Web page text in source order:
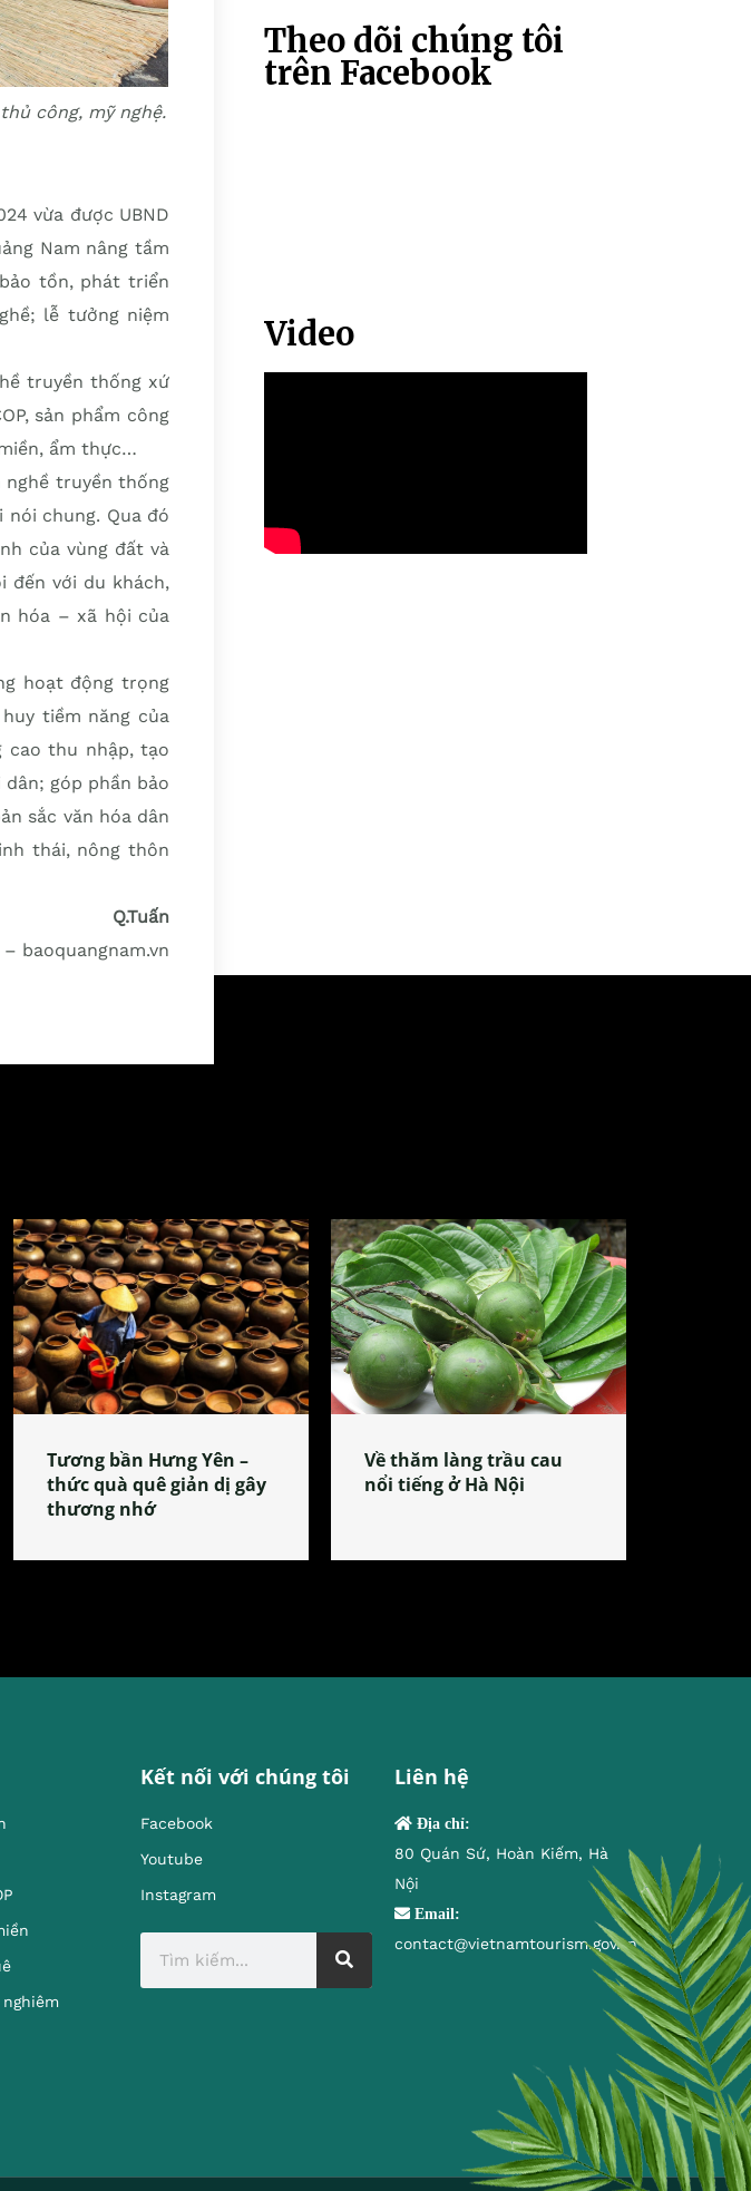
công, mỹ nghệ.
vừa được UBND
Nam nâng tầm
tồn, phát triển
lễ tưởng niệm
truyền thống xứ
sản phẩm công
ẩm thực…
nghề truyền thống
chung. Qua đó
của vùng đất và
đến với du khách,
hóa – xã hội của
hoạt động trọng
tiềm năng của
cao thu nhập, tạo
góp phần bảo
sắc văn hóa dân
thái, nông thôn
Q.Tuấn
baoquangnam.vn
Theo dõi chúng tôi
trên Facebook
Video
Tương bần Hưng Yên –
thức quà quê giản dị gây
thương nhớ
Về thăm làng trầu cau
nổi tiếng ở Hà Nội
Kết nối với chúng tôi
Facebook
Youtube
Instagram
Liên hệ
Địa chỉ:
80 Quán Sứ, Hoàn Kiếm, Hà
Nội
Email:
contact@vietnamtourism.gov.vn